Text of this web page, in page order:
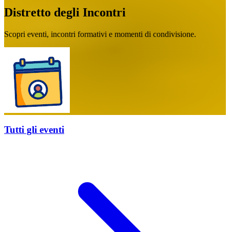
Distretto degli Incontri
Scopri eventi, incontri formativi e momenti di condivisione.
Tutti gli eventi